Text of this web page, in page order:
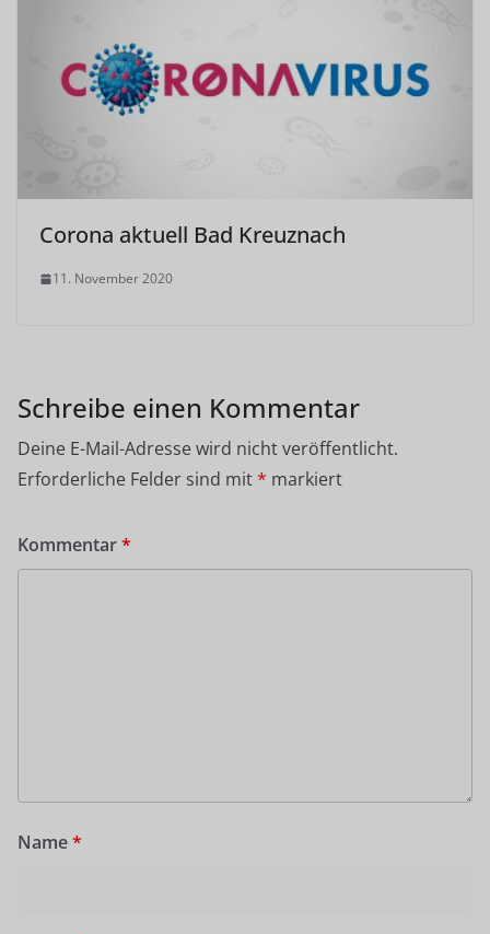
Corona aktuell Bad Kreuznach
11. November 2020
Schreibe einen Kommentar
Deine E-Mail-Adresse wird nicht veröffentlicht.
Erforderliche Felder sind mit* markiert
Kommentar*
Name*